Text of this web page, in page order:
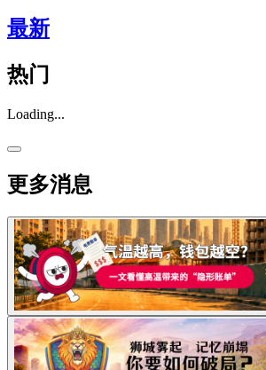
最新
热门
Loading...
更多消息